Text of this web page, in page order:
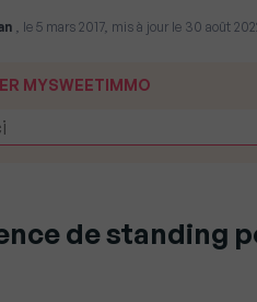
, le 5 mars 2017, mis à jour le 30 août
MYSWEETIMMO
de standing